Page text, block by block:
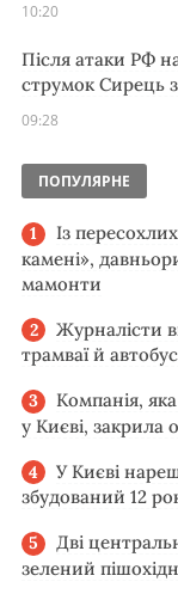
10:20
Після атаки РФ
струмок Сирець
09:28
ПОПУЛЯРНЕ
Із
камені»,
мамонти
Журналісти
трамваї й
Компанія,
у Києві, закрила
У Києві
збудований 12
Дві
зелений